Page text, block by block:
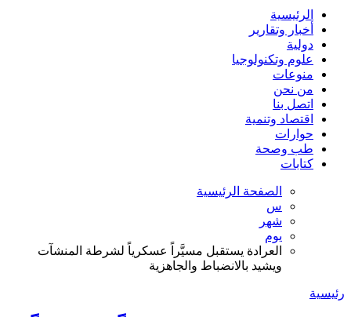
الرئيسية
أخبار وتقارير
دولية
علوم وتكنولوجيا
منوعات
من نحن
اتصل بنا
اقتصاد وتنمية
حوارات
طب وصحة
كتابات
الصفحة الرئيسية
س
شهر
يوم
العرادة يستقبل مسيَّراً عسكرياً لشرطة المنشآت
ويشيد بالانضباط والجاهزية
رئيسية